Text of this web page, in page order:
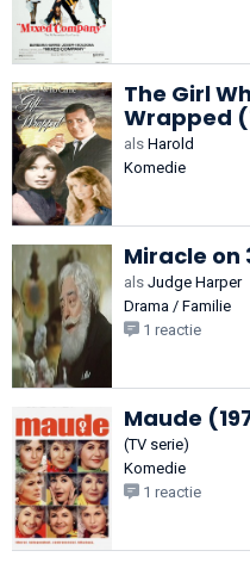
The Girl
Wrapped
als Harold
Komedie
Miracle on
als Judge Harper
Drama / Familie
1 reactie
Maude
(TV serie)
Komedie
1 reactie